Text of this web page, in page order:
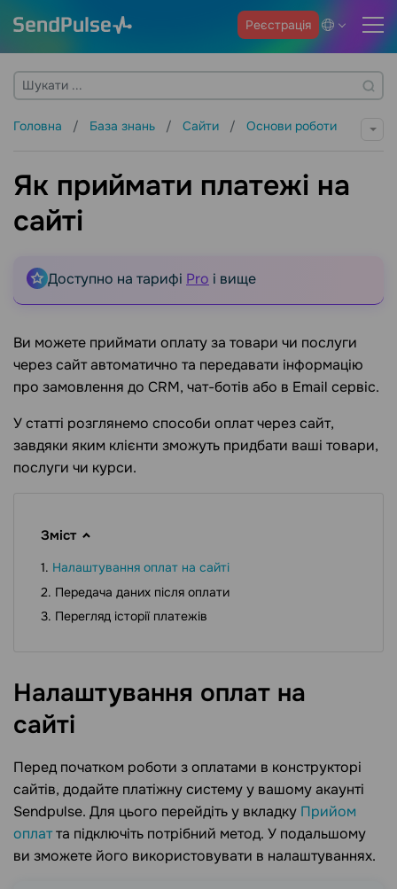
Реєстрація
Головна База знань Сайти Основи роботи
Як приймати платежі на
сайті
Доступно на тарифі Pro і вище
Ви можете приймати оплату за товари чи послуги
через сайт автоматично та передавати інформацію
про замовлення до CRM, чат-ботів або в Email сервіс.
У статті розглянемо способи оплат через сайт,
завдяки яким клієнти зможуть придбати ваші товари,
послуги чи курси.
Зміст
Налаштування оплат на сайті
Передача даних після оплати
Перегляд історії платежів
Налаштування оплат на
сайті
Перед початком роботи з оплатами в конструкторі
сайтів, додайте платіжну систему у вашому акаунті
Sendpulse. Для цього перейдіть у вкладку Прийом
оплатта підключіть потрібний метод. У подальшому
ви зможете його використовувати в налаштуваннях.